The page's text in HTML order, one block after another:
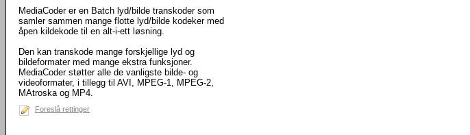
MediaCoder er en Batch lyd/bilde transkoder som
samler sammen mange flotte lyd/bilde kodeker med
åpen kildekode til en alt-i-ett løsning.
Den kan transkode mange forskjellige lyd og
bildeformater med mange ekstra funksjoner.
MediaCoder støtter alle de vanligste bilde- og
videoformater, i tillegg til AVI, MPEG-1, MPEG-2,
MAtroska og MP4.
Foreslå rettinger